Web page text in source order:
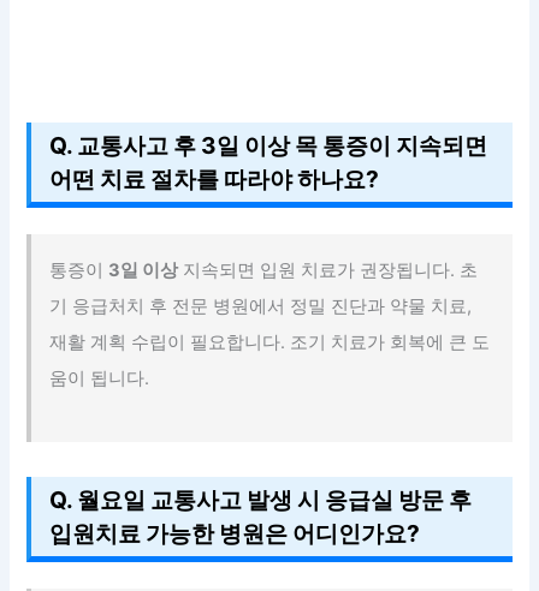
Q. 교통사고 후 3일 이상 목 통증이 지속되면
어떤 치료 절차를 따라야 하나요?
통증이 3일 이상지속되면 입원 치료가 권장됩니다. 초
기 응급처치 후 전문 병원에서 정밀 진단과 약물 치료,
재활 계획 수립이 필요합니다. 조기 치료가 회복에 큰 도
움이 됩니다.
Q. 월요일 교통사고 발생 시 응급실 방문 후
입원치료 가능한 병원은 어디인가요?